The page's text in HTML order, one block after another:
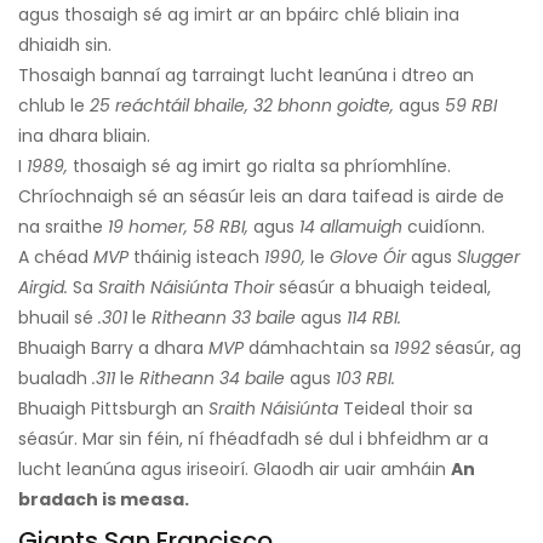
agus thosaigh sé ag imirt ar an bpáirc chlé bliain ina
dhiaidh sin.
Thosaigh bannaí ag tarraingt lucht leanúna i dtreo an
chlub le 25 reáchtáil bhaile, 32 bhonn goidte, agus 59 RBI
ina dhara bliain.
I 1989, thosaigh sé ag imirt go rialta sa phríomhlíne.
Chríochnaigh sé an séasúr leis an dara taifead is airde de
na sraithe 19 homer, 58 RBI, agus 14 allamuigh cuidíonn.
A chéad MVP tháinig isteach 1990, le Glove Óiragus Slugger
Airgid. Sa Sraith Náisiúnta Thoirséasúr a bhuaigh teideal,
bhuail sé .301 le Ritheann 33 baile agus 114 RBI.
Bhuaigh Barry a dhara MVP dámhachtain sa 1992 séasúr, ag
bualadh .311 le Ritheann 34 baile agus 103 RBI.
Bhuaigh Pittsburgh an Sraith Náisiúnta Teideal thoir sa
séasúr. Mar sin féin, ní fhéadfadh sé dul i bhfeidhm ar a
lucht leanúna agus iriseoirí. Glaodh air uair amháin An
bradach is measa.